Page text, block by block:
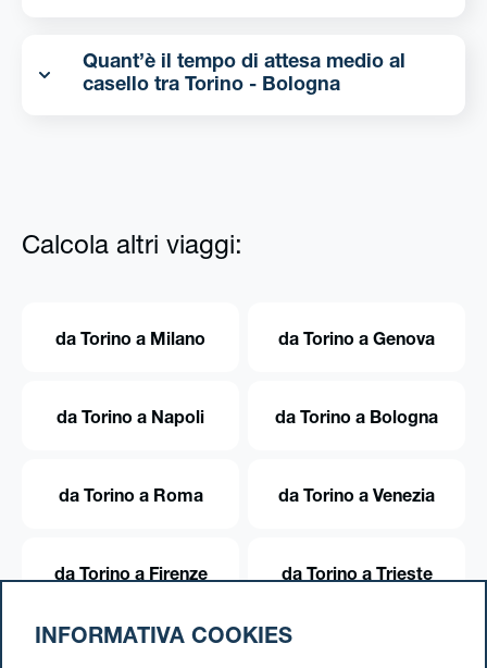
Quant’è il tempo di attesa medio al
casello tra Torino - Bologna
Calcola altri viaggi:
da Torino a Milano da Torino a Genova
da Torino a Napoli da Torino a Bologna
da Torino a Roma da Torino a Venezia
da Torino a Firenze da Torino a Trieste
INFORMATIVA COOKIES